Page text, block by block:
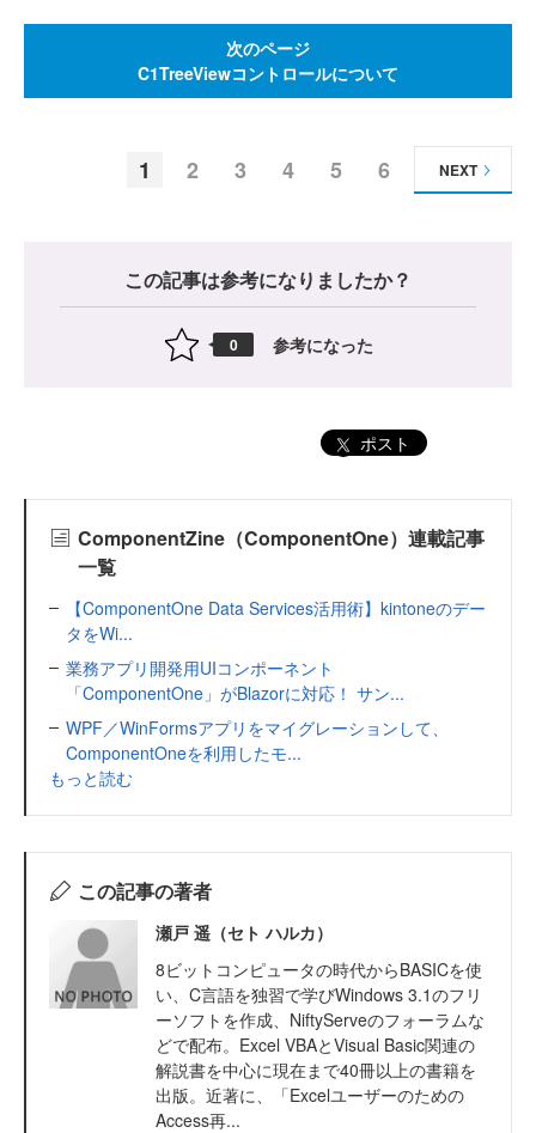
次のページ
C1TreeViewコントロールについて
1 2 3 4 5 6 NEXT
この記事は参考になりましたか？
0 参考になった
ポスト
ComponentZine（ComponentOne）連載記事
一覧
【ComponentOne Data Services活用術】kintoneのデー
タをWi...
業務アプリ開発用UIコンポーネント
「ComponentOne」がBlazorに対応！ サン...
WPF／WinFormsアプリをマイグレーションして、
ComponentOneを利用したモ...
もっと読む
この記事の著者
瀬戸 遥（セト ハルカ）
8ビットコンピュータの時代からBASICを使
い、C言語を独習で学びWindows 3.1のフリ
ーソフトを作成、NiftyServeのフォーラムな
どで配布。Excel VBAとVisual Basic関連の
解説書を中心に現在まで40冊以上の書籍を
出版。近著に、「Excelユーザーのための
Access再...